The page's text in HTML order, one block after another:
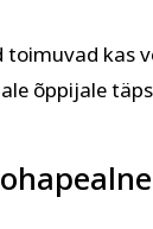
kas
õppijale